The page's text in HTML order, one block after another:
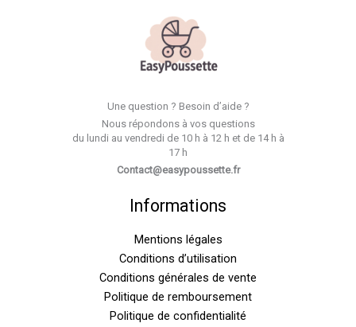
Une question ? Besoin d’aide ?
Nous répondons à vos questions
du lundi au vendredi de 10 h à 12 h et de 14 h à
17 h
Contact@easypoussette.fr
Informations
Mentions légales
Conditions d’utilisation
Conditions générales de vente
Politique de remboursement
Politique de confidentialité